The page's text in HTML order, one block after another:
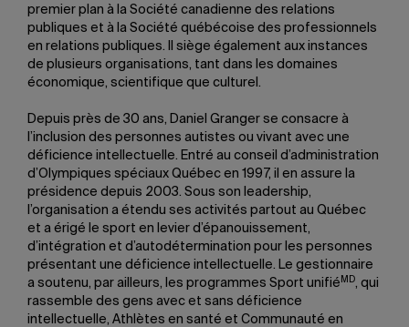
premier plan à la Société canadienne des relations
publiques et à la Société québécoise des professionnels
en relations publiques. Il siège également aux instances
de plusieurs organisations, tant dans les domaines
économique, scientifique que culturel.
Depuis près de 30 ans, Daniel Granger se consacre à
l’inclusion des personnes autistes ou vivant avec une
déficience intellectuelle. Entré au conseil d’administration
d’Olympiques spéciaux Québec en 1997, il en assure la
présidence depuis 2003. Sous son leadership,
l’organisation a étendu ses activités partout au Québec
et a érigé le sport en levier d’épanouissement,
d’intégration et d’autodétermination pour les personnes
présentant une déficience intellectuelle. Le gestionnaire
a soutenu, par ailleurs, les programmes Sport unifié MD, qui
rassemble des gens avec et sans déficience
intellectuelle, Athlètes en santé et Communauté en